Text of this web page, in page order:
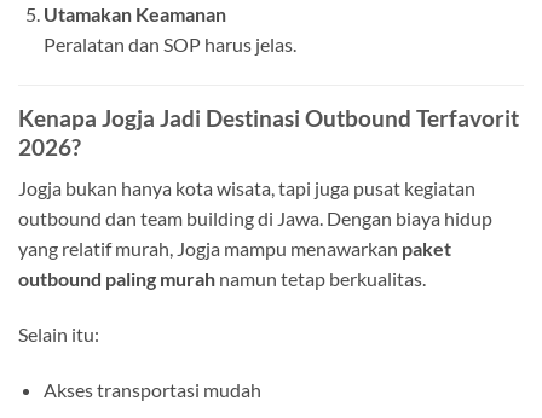
Utamakan Keamanan
Peralatan dan SOP harus jelas.
Kenapa Jogja Jadi Destinasi Outbound Terfavorit
2026?
Jogja bukan hanya kota wisata, tapi juga pusat kegiatan
outbound dan team building di Jawa. Dengan biaya hidup
yang relatif murah, Jogja mampu menawarkan paket
outbound paling murah namun tetap berkualitas.
Selain itu:
Akses transportasi mudah